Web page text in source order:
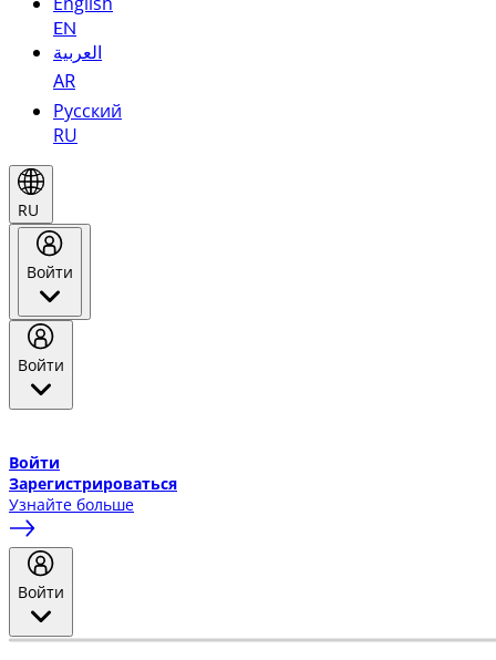
EN
العربية
AR
Русский
RU
RU
Войти
Войти
Войти
Зарегистрироваться
Узнайте больше
Войти